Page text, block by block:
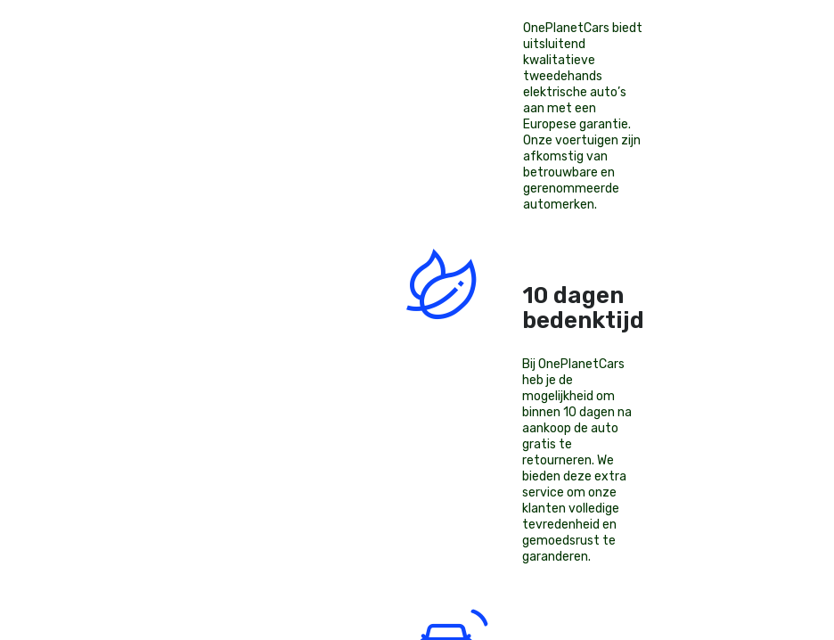
OnePlanetCars biedt
uitsluitend
kwalitatieve
tweedehands
elektrische auto’s
aan met een
Europese garantie.
Onze voertuigen zijn
afkomstig van
betrouwbare en
gerenommeerde
automerken.
10 dagen
bedenktijd!
Bij OnePlanetCars
heb je de
mogelijkheid om
binnen 10 dagen na
aankoop de auto
gratis te
retourneren. We
bieden deze extra
service om onze
klanten volledige
tevredenheid en
gemoedsrust te
garanderen.